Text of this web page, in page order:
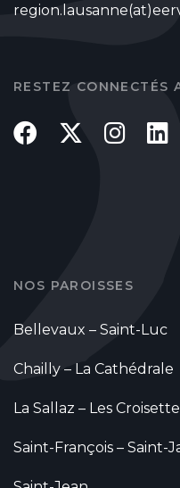
RESTEZ CONNECTÉS
NOS PAROISSES
Bellevaux – Saint-Luc
Chailly – La Cathédrale
La Sallaz – Les
Saint-François – Saint-